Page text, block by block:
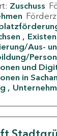
Zuschuss
Aus-
und
in